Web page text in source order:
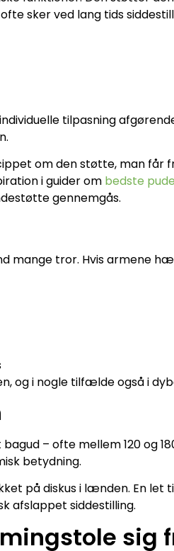
sker ved lang tids
tilpasning
om den støtte, man får
i guider om bedste
gennemgås.
mange tror. Hvis armene
og i nogle tilfælde også i
– ofte mellem 120 og
betydning.
på diskus i lænden. En
afslappet siddestilling.
sig